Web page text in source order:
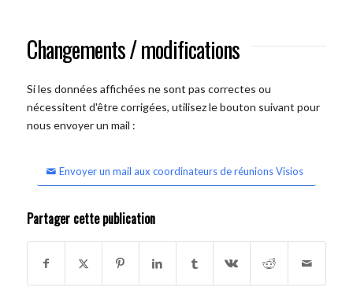
Changements / modifications
Si les données affichées ne sont pas correctes ou
nécessitent d'être corrigées, utilisez le bouton suivant pour
nous envoyer un mail :
Envoyer un mail aux coordinateurs de réunions Visios
Partager cette publication